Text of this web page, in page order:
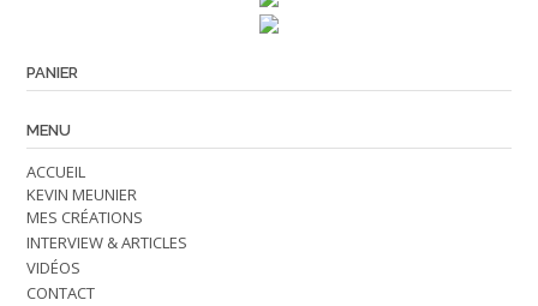
PANIER
MENU
ACCUEIL
KEVIN MEUNIER
MES CRÉATIONS
INTERVIEW & ARTICLES
VIDÉOS
CONTACT